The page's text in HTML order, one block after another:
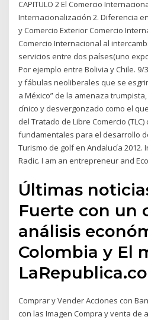
CAPITULO 2 El Comercio
Internacionalización 2. Diferencia
y Comercio Exterior Comercio
Comercio Internacional al
servicios entre dos países(uno
Por ejemplo entre Bolivia y Chile. 9/
y fábulas neoliberales que se
a México” de la amenaza
cínico y desvergonzado como el
del Tratado de Libre Comercio
fundamentales para el desarrollo
Turismo de golf en Andalucía 2012.
Radic. I am an entrepreneur and
Últimas
Fuerte con un
análisis
Colombia y El
LaRepublica.co
Comprar y Vender Acciones con
con las Imagen Compra y venta de